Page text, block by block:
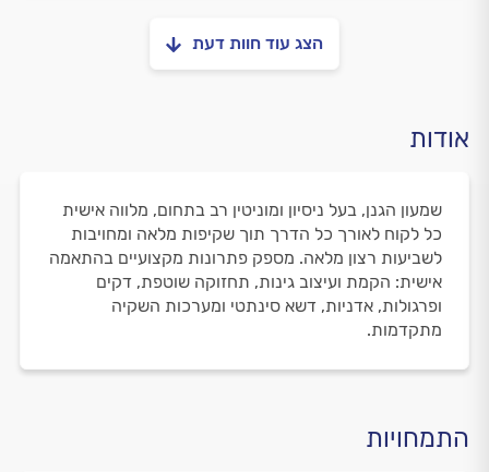
הצג עוד חוות דעת
אודות
שמעון הגנן, בעל ניסיון ומוניטין רב בתחום, מלווה אישית
כל לקוח לאורך כל הדרך תוך שקיפות מלאה ומחויבות
לשביעות רצון מלאה. מספק פתרונות מקצועיים בהתאמה
אישית: הקמת ועיצוב גינות, תחזוקה שוטפת, דקים
ופרגולות, אדניות, דשא סינתטי ומערכות השקיה
מתקדמות.
התמחויות